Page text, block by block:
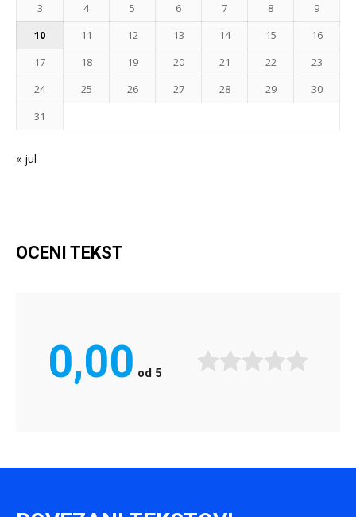
3
4 5 6 7 8
9
10
11 12 13 14 15
16
17
18 19 20 21 22
23
24
25 26 27 28 29
30
31
« jul
OCENI TEKST
0,00 od 5